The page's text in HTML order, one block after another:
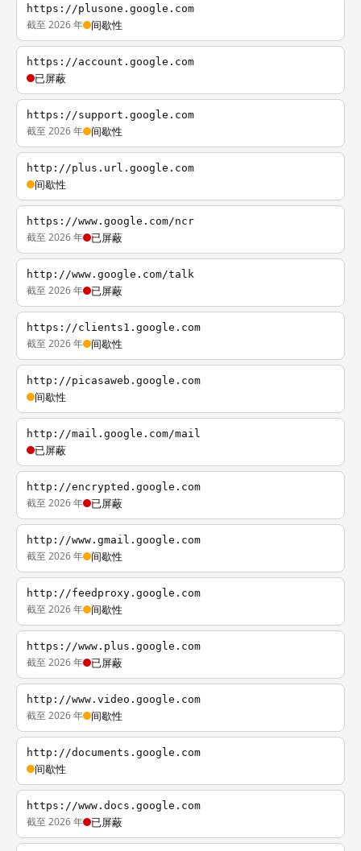
https://plusone.google.com
截至 2026 年 间歇性
https://account.google.com
已屏蔽
https://support.google.com
截至 2026 年 间歇性
http://plus.url.google.com
间歇性
https://www.google.com/ncr
截至 2026 年 已屏蔽
http://www.google.com/talk
截至 2026 年 已屏蔽
https://clients1.google.com
截至 2026 年 间歇性
http://picasaweb.google.com
间歇性
http://mail.google.com/mail
已屏蔽
http://encrypted.google.com
截至 2026 年 已屏蔽
http://www.gmail.google.com
截至 2026 年 间歇性
http://feedproxy.google.com
截至 2026 年 间歇性
https://www.plus.google.com
截至 2026 年 已屏蔽
http://www.video.google.com
截至 2026 年 间歇性
http://documents.google.com
间歇性
https://www.docs.google.com
截至 2026 年 已屏蔽